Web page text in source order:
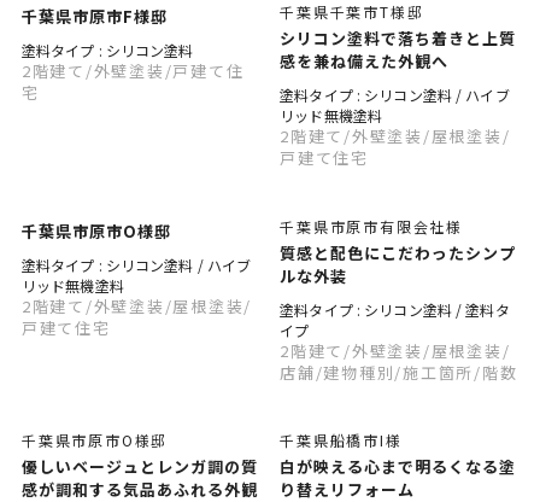
千葉県市原市F様邸
塗料タイプ : シリコン塗料
2階建て /外壁塗装 /戸建て住
宅
千葉県千葉市T様邸
シリコン塗料で落ち着きと上質
感を兼ね備えた外観へ
塗料タイプ : シリコン塗料 / ハイブ
リッド無機塗料
2階建て /外壁塗装 /屋根塗装 /
戸建て住宅
千葉県市原市O様邸
塗料タイプ : シリコン塗料 / ハイブ
リッド無機塗料
2階建て /外壁塗装 /屋根塗装/
戸建て住宅
千葉県市原市有限会社様
質感と配色にこだわったシンプ
ルな外装
塗料タイプ : シリコン塗料 / 塗料タ
イプ
2階建て /外壁塗装 /屋根塗装 /
店舗/建物種別/施工箇所 /階数
千葉県市原市O様邸
優しいベージュとレンガ調の質
感が調和する気品あふれる外観
千葉県船橋市I様
白が映える心まで明るくなる塗
り替えリフォーム